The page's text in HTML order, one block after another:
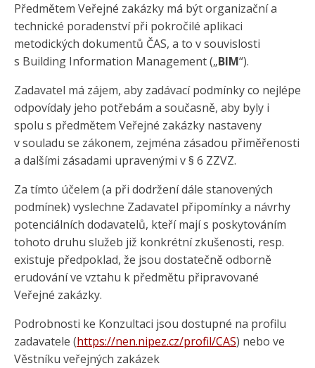
Předmětem Veřejné zakázky má být organizační a
technické poradenství při pokročilé aplikaci
metodických dokumentů ČAS, a to v souvislosti
s Building Information Management („BIM“).
Zadavatel má zájem, aby zadávací podmínky co nejlépe
odpovídaly jeho potřebám a současně, aby byly i
spolu s předmětem Veřejné zakázky nastaveny
v souladu se zákonem, zejména zásadou přiměřenosti
a dalšími zásadami upravenými v § 6 ZZVZ.
Za tímto účelem (a při dodržení dále stanovených
podmínek) vyslechne Zadavatel připomínky a návrhy
potenciálních dodavatelů, kteří mají s poskytováním
tohoto druhu služeb již konkrétní zkušenosti, resp.
existuje předpoklad, že jsou dostatečně odborně
erudování ve vztahu k předmětu připravované
Veřejné zakázky.
Podrobnosti ke Konzultaci jsou dostupné na profilu
zadavatele (https://nen.nipez.cz/profil/CAS) nebo ve
Věstníku veřejných zakázek